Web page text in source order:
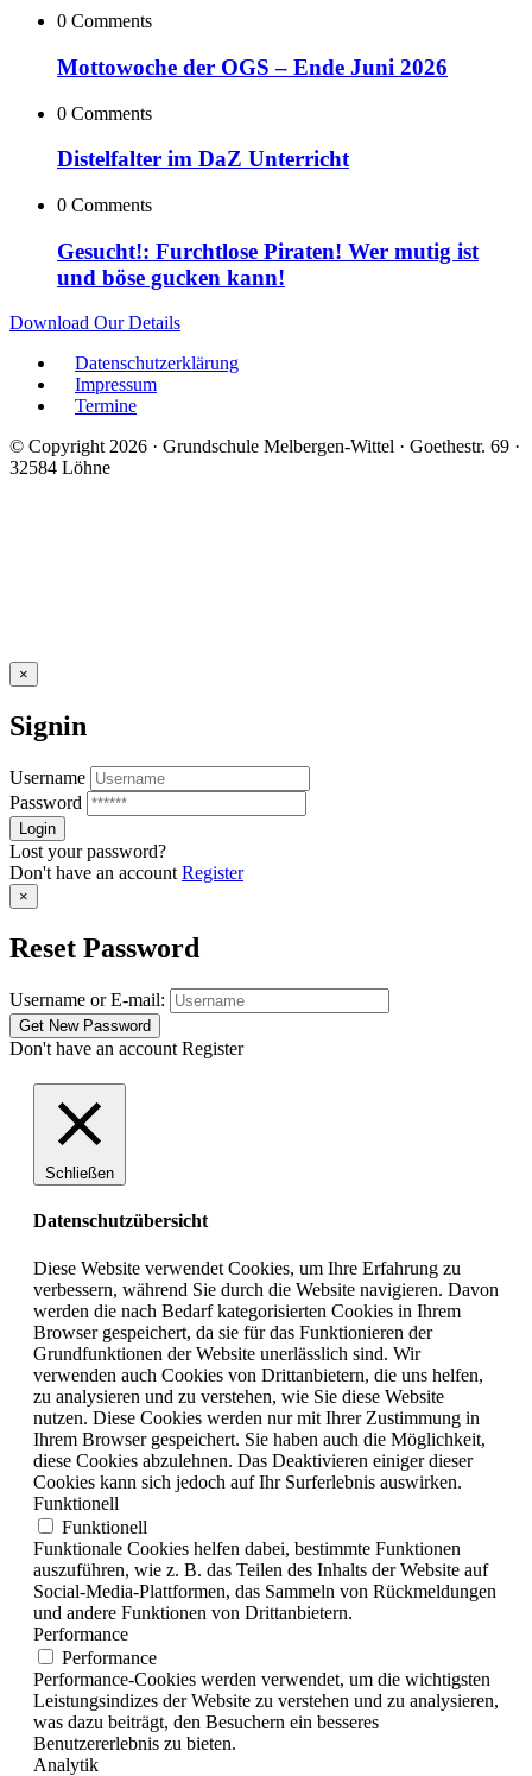
0 Comments
Mottowoche der OGS – Ende Juni 2026
0 Comments
Distelfalter im DaZ Unterricht
0 Comments
Gesucht!: Furchtlose Piraten! Wer mutig ist
und böse gucken kann!
Download Our Details
Datenschutzerklärung
Impressum
Termine
© Copyright 2026 · Grundschule Melbergen-Wittel · Goethestr. 69 ·
32584 Löhne
×
Signin
Username
Password
Lost your password?
Don't have an account Register
×
Reset Password
Username or E-mail:
Don't have an account Register
Schließen
Datenschutzübersicht
Diese Website verwendet Cookies, um Ihre Erfahrung zu
verbessern, während Sie durch die Website navigieren. Davon
werden die nach Bedarf kategorisierten Cookies in Ihrem
Browser gespeichert, da sie für das Funktionieren der
Grundfunktionen der Website unerlässlich sind. Wir
verwenden auch Cookies von Drittanbietern, die uns helfen,
zu analysieren und zu verstehen, wie Sie diese Website
nutzen. Diese Cookies werden nur mit Ihrer Zustimmung in
Ihrem Browser gespeichert. Sie haben auch die Möglichkeit,
diese Cookies abzulehnen. Das Deaktivieren einiger dieser
Cookies kann sich jedoch auf Ihr Surferlebnis auswirken.
Funktionell
Funktionell
Funktionale Cookies helfen dabei, bestimmte Funktionen
auszuführen, wie z. B. das Teilen des Inhalts der Website auf
Social-Media-Plattformen, das Sammeln von Rückmeldungen
und andere Funktionen von Drittanbietern.
Performance
Performance
Performance-Cookies werden verwendet, um die wichtigsten
Leistungsindizes der Website zu verstehen und zu analysieren,
was dazu beiträgt, den Besuchern ein besseres
Benutzererlebnis zu bieten.
Analytik